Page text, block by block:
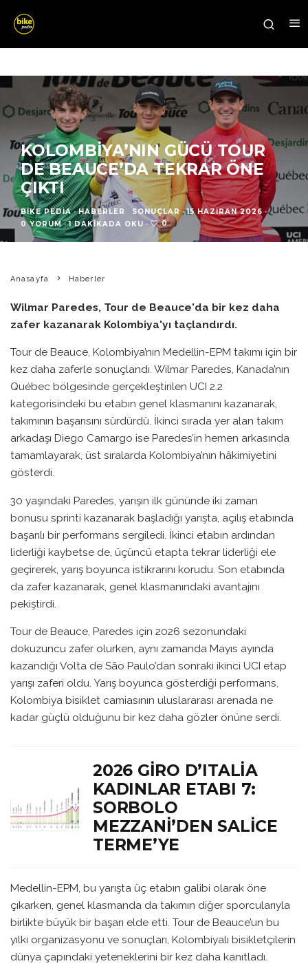
KOLOMBIYA’NIN GÜCÜ TOUR
DE BEAUCE’DA TEKRAR ÖNE
ÇIKTI
BIKE PEDIA · HABERLER SONUÇLAR · 15 HAZIRAN 2026 ·
0 YORUM · 1 DAKIKADA OKU · 0
Anasayfa Haberler
Wilmar Paredes, Tour de Beauce'da bir kez daha
zafer kazanarak Kolombiya'yı taçlandırdı.
Tour de Beauce, Kolombiya’nın Medellin-EPM takımı için bir
kez daha zaferle sonuçlandı. Wilmar Paredes, Kanada’nın
Québec bölgesinde gerçekleştirilen UCI 2.2
kategorisindeki bu etabın genel klasmanını kazanarak,
takımının başarısını sürdürdü. İkinci sırada yer alan takım
arkadaşı Diego Camargo ise Paredes’in hemen arkasında
tamamlayarak, üst sıralarda Kolombiya’nın hâkimiyetini
gösterdi.
30 yaşındaki Paredes, yarışın ilk gününde iki zaman
bonusu sprinti kazanarak başladığı yarışta, açılış etabında
başarılı bir performans sergiledi. İkinci etabın ardından
liderliği kaybetse de, üçüncü etapta tekrar liderliği ele
geçirerek, yarış boyunca istikrarını korudu. Son etabında
da zafer kazanarak, genel klasmanındaki avantajını
pekiştirdi.
Tour de Beauce, Paredes için 2026 sezonundaki
dokuzuncu zafer olurken, aynı zamanda Mayıs ayında
kazandığı Volta de São Paulo’dan sonraki ikinci UCI etap
yarışı zaferi oldu. Yarış boyunca gösterdiği performans,
Kolombiya bisiklet camiasının uluslararası arenada ne
kadar güçlü olduğunu bir kez daha gözler önüne serdi.
2026 GIRO D’ITALIA
KADINLAR ETABI 7:
SORBOLO
MEZZANI’DEN SALICE
TERME’YE
Medellin-EPM, bu yarışta üç etabın galibi olarak öne
çıkarken, genel klasmanda da takımın diğer sporcularıyla
birlikte büyük bir başarı elde etti. Tour de Beauce’un bu
yılki organizasyonu ve sonuçları, Kolombiyalı bisikletçilerin
dünya çapındaki yeteneklerini bir kez daha kanıtladı.